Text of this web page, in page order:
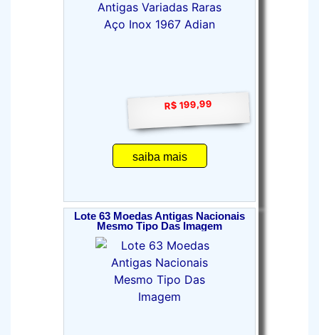
R$ 199,99
saiba mais
Lote 63 Moedas Antigas Nacionais
Mesmo Tipo Das Imagem